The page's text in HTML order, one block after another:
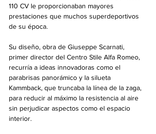
110 CV le proporcionaban mayores
prestaciones que muchos superdeportivos
de su época.
Su diseño, obra de Giuseppe Scarnati,
primer director del Centro Stile Alfa Romeo,
recurría a ideas innovadoras como el
parabrisas panorámico y la silueta
Kammback, que truncaba la línea de la zaga,
para reducir al máximo la resistencia al aire
sin perjudicar aspectos como el espacio
interior.